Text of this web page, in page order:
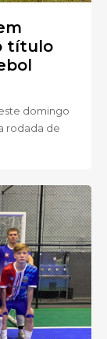
título
domingo
rodada de